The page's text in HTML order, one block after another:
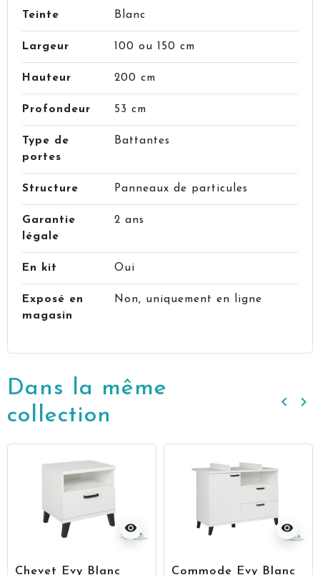
Teinte Blanc
Largeur 100 ou 150 cm
Hauteur 200 cm
Profondeur 53 cm
Type de
portes
Battantes
Structure Panneaux de particules
Garantie
légale
2 ans
En kit Oui
Exposé en
magasin
Non, uniquement en ligne
Dans la même
collection
keyboard_arrow_left keyboard_arrow_right
visibility
Chevet Evy Blanc
visibility
Commode Evy Blanc